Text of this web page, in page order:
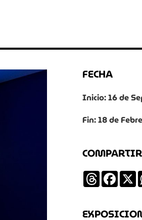
FECHA
Inicio: 16 de
Fin: 18 de
COMPARTIR
Threads X